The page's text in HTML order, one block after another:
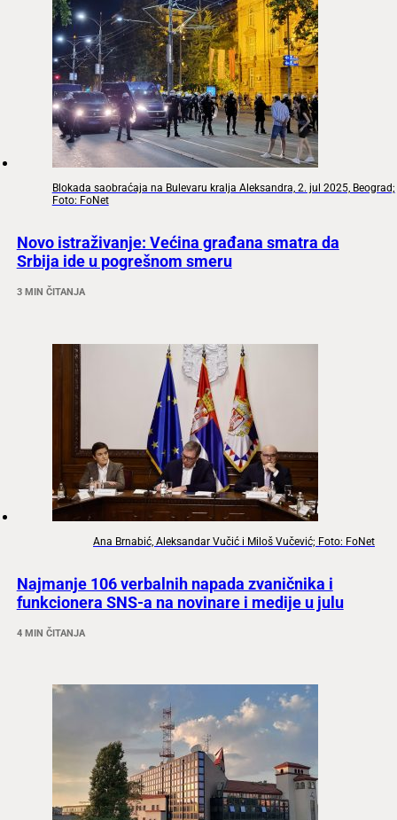
Blokada saobraćaja na Bulevaru kralja Aleksandra, 2. jul 2025, Beograd;
Foto: FoNet
Novo istraživanje: Većina građana smatra da
Srbija ide u pogrešnom smeru
3 MIN ČITANJA
Ana Brnabić, Aleksandar Vučić i Miloš Vučević; Foto: FoNet
Najmanje 106 verbalnih napada zvaničnika i
funkcionera SNS-a na novinare i medije u julu
4 MIN ČITANJA